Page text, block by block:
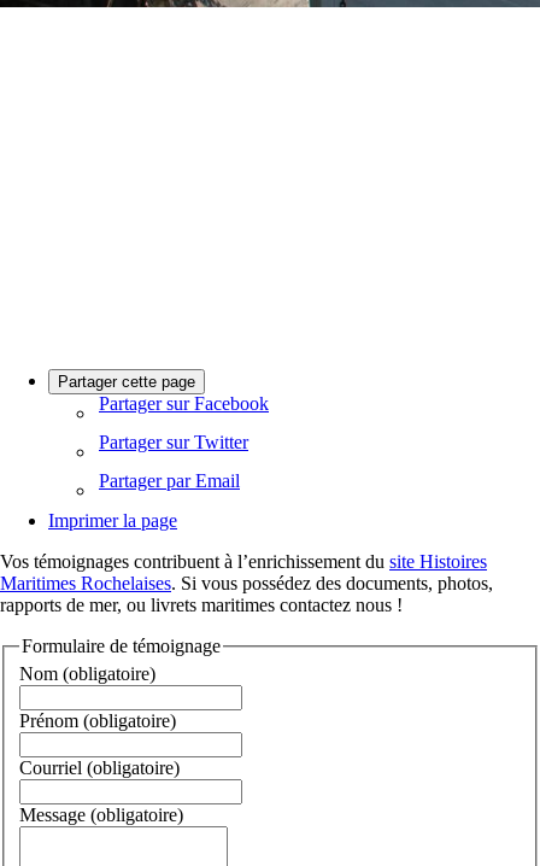
Partager cette page
Partager sur Facebook
Partager sur Twitter
Partager par Email
Imprimer la page
Vos témoignages contribuent à l’enrichissement du site Histoires
Maritimes Rochelaises. Si vous possédez des documents, photos,
rapports de mer, ou livrets maritimes contactez nous !
Formulaire de témoignage
Nom (obligatoire)
Prénom (obligatoire)
Courriel (obligatoire)
Message (obligatoire)